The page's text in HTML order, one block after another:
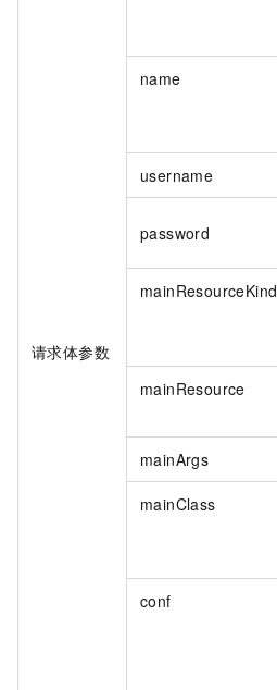
请求体参数
name
username
password
mainResourceKind
mainResource
mainArgs
mainClass
conf